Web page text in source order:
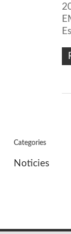
Categories
Noticies